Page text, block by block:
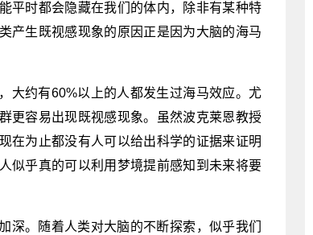
平时都会隐藏在我们的体内，除非有某种特
产生既视感现象的原因正是因为大脑的海马
大约有60%以上的人都发生过海马效应。尤
更容易出现既视感现象。虽然波克莱恩教授
在为止都没有人可以给出科学的证据来证明
似乎真的可以利用梦境提前感知到未来将要
深。随着人类对大脑的不断探索，似乎我们